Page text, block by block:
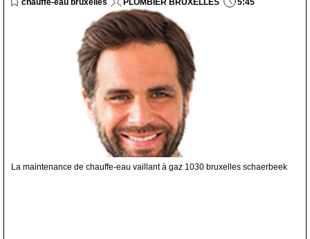
chauffe-eau bruxelles PLOMBIER BRUXELLES 5:45
La maintenance de chauffe-eau vaillant à gaz 1030 bruxelles schaerbeek